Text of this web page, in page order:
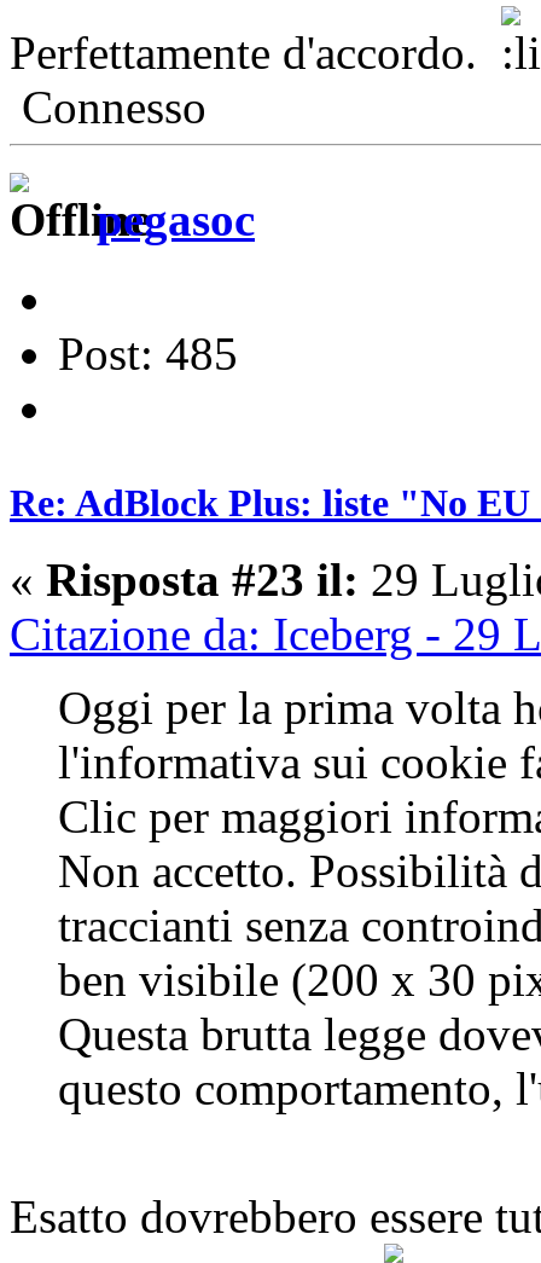
Perfettamente d'accordo.
Connesso
pegasoc
Post: 485
Re: AdBlock Plus: liste "No
« Risposta #23 il: 29
Citazione da: Iceberg - 29
Oggi per la prima volta
l'informativa sui cookie
Clic per maggiori
Non accetto. Possibilità
traccianti senza
ben visibile (200 x 30
Questa brutta legge
questo comportamento,
Esatto dovrebbero essere